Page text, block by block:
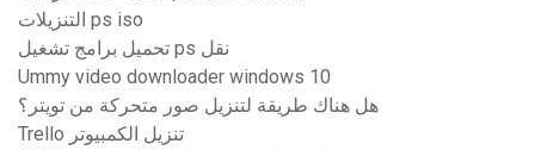
التنزيلات ps iso
تحميل برامج تشغيل ps نقل
Ummy video downloader windows 10
هل هناك طريقة لتنزيل صور متحركة من تويتر؟
Trello تنزيل الكمبيوتر